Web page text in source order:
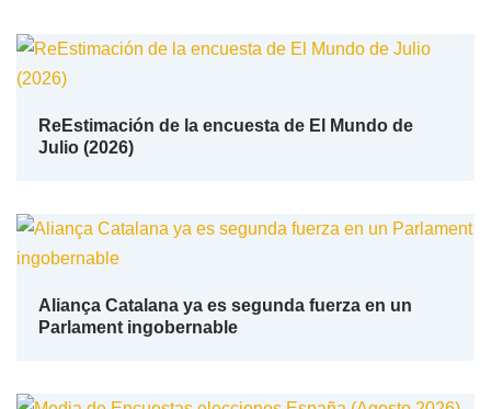
ReEstimación de la encuesta de El Mundo de
Julio (2026)
Aliança Catalana ya es segunda fuerza en un
Parlament ingobernable